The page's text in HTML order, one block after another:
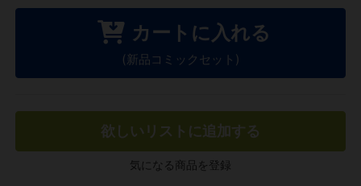
カートに入れる
(新品コミックセット)
欲しいリストに追加する
気になる商品を登録